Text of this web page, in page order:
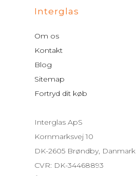
Interglas
Om os
Kontakt
Blog
Sitemap
Fortryd dit køb
Interglas ApS
Kornmarksvej 10
DK-2605 Brøndby, Danmark
CVR: DK-34468893